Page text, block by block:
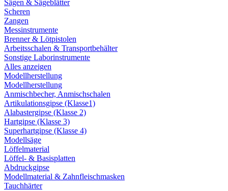
Sägen & Sägeblätter
Scheren
Zangen
Messinstrumente
Brenner & Lötpistolen
Arbeitsschalen & Transportbehälter
Sonstige Laborinstrumente
Alles anzeigen
Modellherstellung
Modellherstellung
Anmischbecher, Anmischschalen
Artikulationsgipse (Klasse1)
Alabastergipse (Klasse 2)
Hartgipse (Klasse 3)
Superhartgipse (Klasse 4)
Modellsäge
Löffelmaterial
Löffel- & Basisplatten
Abdruckgipse
Modellmaterial & Zahnfleischmasken
Tauchhärter